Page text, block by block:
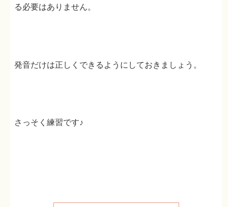
る必要はありません。
発音だけは正しくできるようにしておきましょう。
さっそく練習です♪